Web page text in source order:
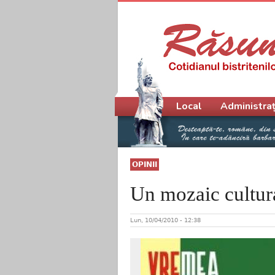
OPINII
Un mozaic
Lun, 10/04/2010 - 12:38
Meniu principal
Local